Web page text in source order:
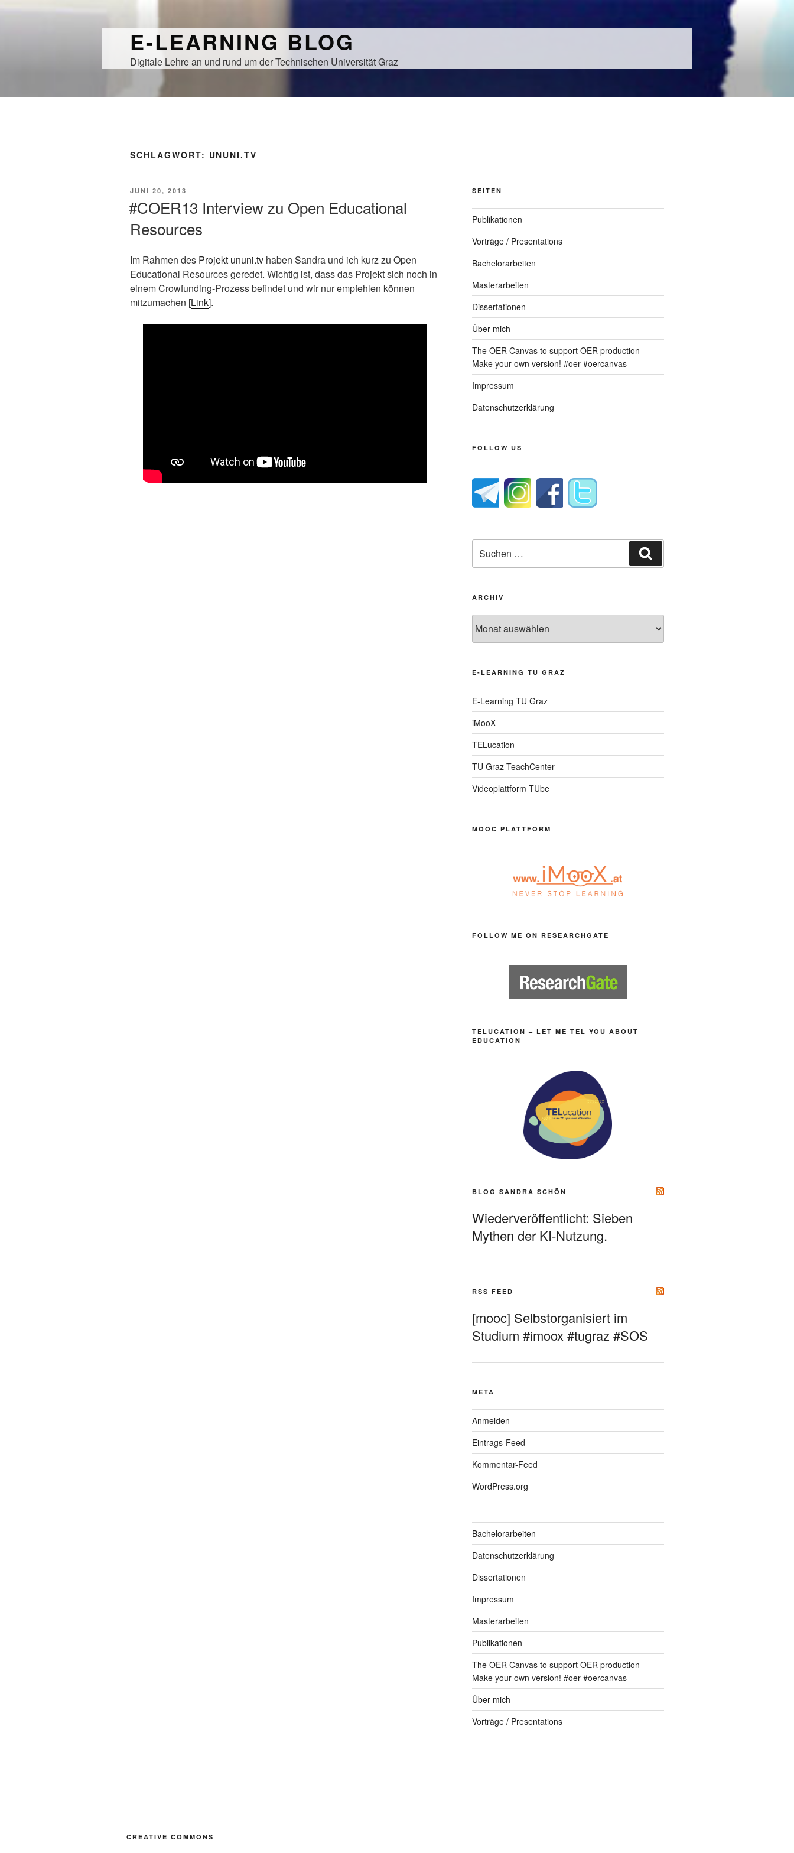
E-LEARNING BLOG
Digitale Lehre an und rund um der Technischen Universität Graz
SCHLAGWORT: UNUNI.TV
VERÖFFENTLICHT
JUNI 20, 2013
#COER13 Interview zu Open Educational
Resources
Im Rahmen des Projekt ununi.tv haben Sandra und ich kurz zu Open
Educational Resources geredet. Wichtig ist, dass das Projekt sich noch in
einem Crowfunding-Prozess befindet und wir nur empfehlen können
mitzumachen [Link].
SEITEN
Publikationen
Vorträge / Presentations
Bachelorarbeiten
Masterarbeiten
Dissertationen
Über mich
The OER Canvas to support OER production –
Make your own version! #oer #oercanvas
Impressum
Datenschutzerklärung
FOLLOW US
nach:
ARCHIV
E-LEARNING TU GRAZ
E-Learning TU Graz
iMooX
TELucation
TU Graz TeachCenter
Videoplattform TUbe
MOOC PLATTFORM
FOLLOW ME ON RESEARCHGATE
TELUCATION – LET ME TEL YOU ABOUT
EDUCATION
BLOG SANDRA SCHÖN
Wiederveröffentlicht: Sieben
Mythen der KI-Nutzung.
RSS FEED
[mooc] Selbstorganisiert im
Studium #imoox #tugraz #SOS
META
Anmelden
Eintrags-Feed
Kommentar-Feed
WordPress.org
Bachelorarbeiten
Datenschutzerklärung
Dissertationen
Impressum
Masterarbeiten
Publikationen
The OER Canvas to support OER production -
Make your own version! #oer #oercanvas
Über mich
Vorträge / Presentations
CREATIVE COMMONS